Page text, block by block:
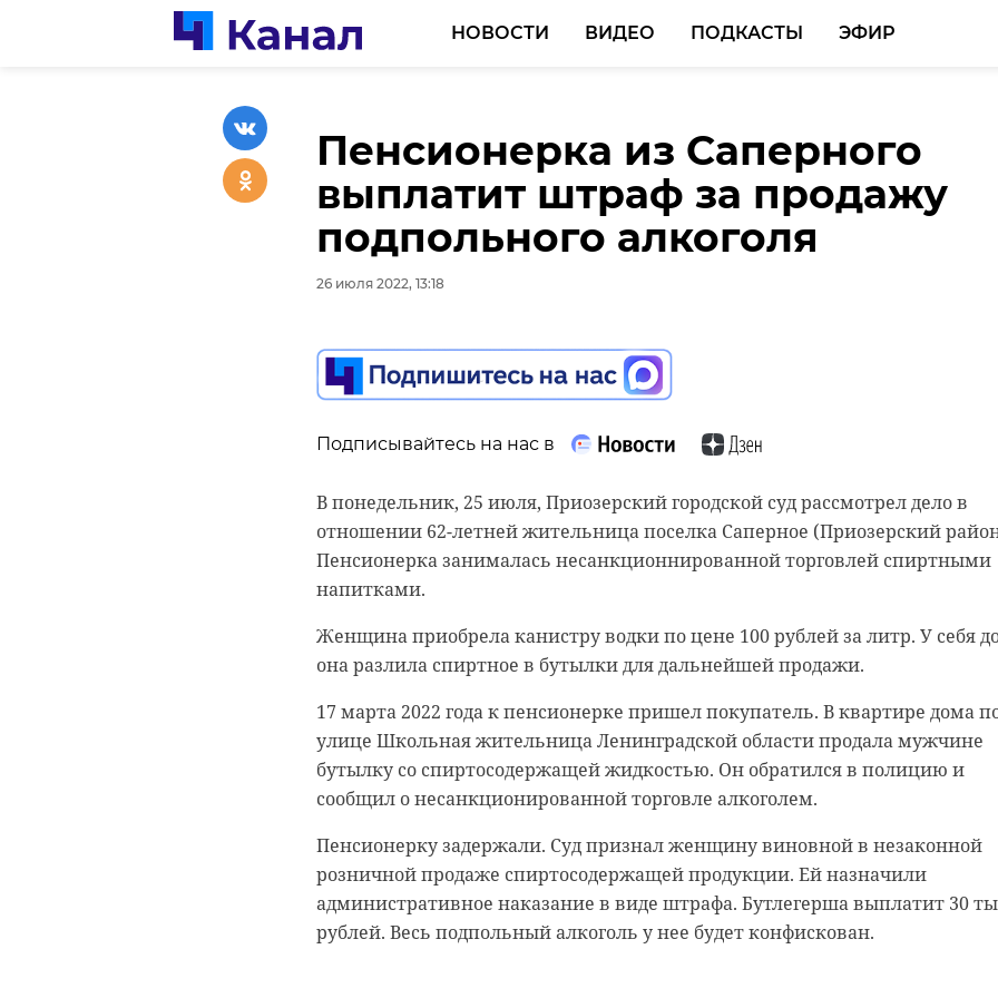
НОВОСТИ ВИДЕО ПОДКАСТЫ ЭФИР
Пенсионерка из Саперного
выплатит штраф за продажу
подпольного алкоголя
26 июля 2022, 13:18
Подписывайтесь на нас в
В понедельник, 25 июля, Приозерский городской суд рассмотрел дело в
отношении 62-летней жительница поселка Саперное (Приозерский
Пенсионерка занималась несанкционнированной торговлей спиртными
напитками.
Женщина приобрела канистру водки по цене 100 рублей за литр. У себя
она разлила спиртное в бутылки для дальнейшей продажи.
17 марта 2022 года к пенсионерке пришел покупатель. В квартире дома
улице Школьная жительница Ленинградской области продала мужчине
бутылку со спиртосодержащей жидкостью. Он обратился в полицию и
сообщил о несанкционированной торговле алкоголем.
Пенсионерку задержали. Суд признал женщину виновной в незаконной
розничной продаже спиртосодержащей продукции. Ей назначили
административное наказание в виде штрафа. Бутлегерша выплатит 30
рублей. Весь подпольный алкоголь у нее будет конфискован.
Неприятный сюрприз в
школьных альбомах испортил
выпускной 9 класса в Гатчине
26 июля 2022, 13:06
Подписывайтесь на нас в
Ркуоводитель Летературы Рима Евгенььевна. Читательница 47channel
рассказала о неприятном сюрпризе, который поджидал родителей
девятиклассников из Гатчины (Ленинградская область), заказавших
альбомы на выпускной.
"Их стыдно показать даже родственникам, а о том, чтобы использовать
рекламы и речи не идет. Праздник испорчен, деньги выброшены на
По ее словам, в Гатчине родители девятиклассников заказали у фотографа
Санкт-Петербурга альбомы на выпускной. Однако в уже готовой продукции
обнаружилось огромное количество ошибок - опечаток.
"Ркуоводитель Летературы Рима Евгенььевна" - это лишь малая часть
выявленного, добавила наша читательница.
Фотограф, отмечает наша читательница, своей вины не признала и
что это - типографский брак. Там же ответили, что макет с опечатками им
0:00 / 0:00
Видео: РИА Новости/Минобороны РФ
Брифинг Минобороны о
ситуации на Украине 26 июля